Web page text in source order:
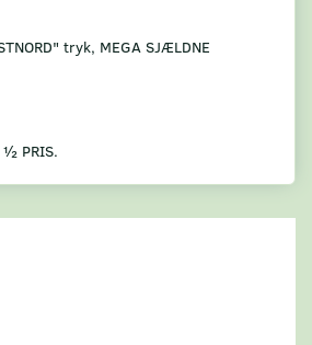
tryk, MEGA SJÆLDNE
½ PRIS.